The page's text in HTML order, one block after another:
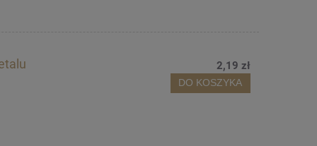
2,19 zł
DO KOSZYKA